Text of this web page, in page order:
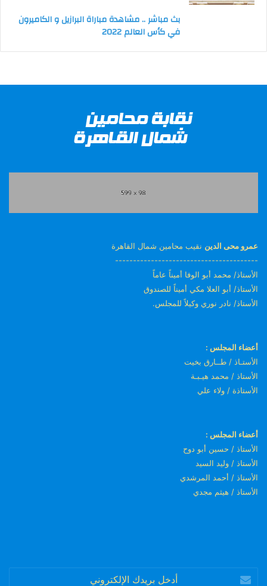
بث مباشر .. مشاهدة مباراة البرازيل و الكاميرون
في كأس العالم 2022
عمرو محى الدين نقيب محامين شمال القاهرة
----------------------------------------
الأستاذ/ محمد أبو الوفا أميناً عاماً
الأستاذ/ أبو العلا مكي أميناً للصندوق
الأستاذ/ نادر نوري وكيلاً للمجلس.
أعضاء المجلس :
الأستـاذ / طــارق بخيت
الأستاذ / محمد هيـبـة
الأستاذة / ولاء علي
أعضاء المجلس :
الأستاذ / حسين أبو دوح
الأستاذ / وليد السيد
الأستاذ / أحمد المرشدي
الأستاذ / هيثم مجدي